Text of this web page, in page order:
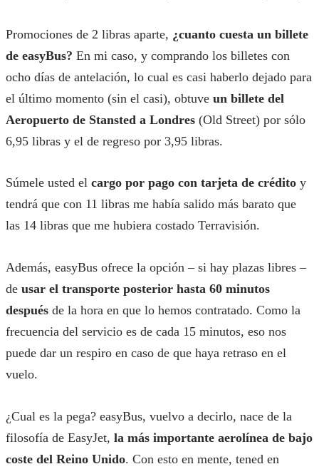
Promociones de 2 libras aparte, ¿cuanto cuesta un billete
de easyBus? En mi caso, y comprando los billetes con
ocho días de antelación, lo cual es casi haberlo dejado para
el último momento (sin el casi), obtuve un billete del
Aeropuerto de Stansted a Londres (Old Street) por sólo
6,95 libras y el de regreso por 3,95 libras.
Súmele usted el cargo por pago con tarjeta de crédito y
tendrá que con 11 libras me había salido más barato que
las 14 libras que me hubiera costado Terravisión.
Además, easyBus ofrece la opción – si hay plazas libres –
de usar el transporte posterior hasta 60 minutos
después de la hora en que lo hemos contratado. Como la
frecuencia del servicio es de cada 15 minutos, eso nos
puede dar un respiro en caso de que haya retraso en el
vuelo.
¿Cual es la pega? easyBus, vuelvo a decirlo, nace de la
filosofía de EasyJet, la más importante aerolínea de bajo
coste del Reino Unido. Con esto en mente, tened en